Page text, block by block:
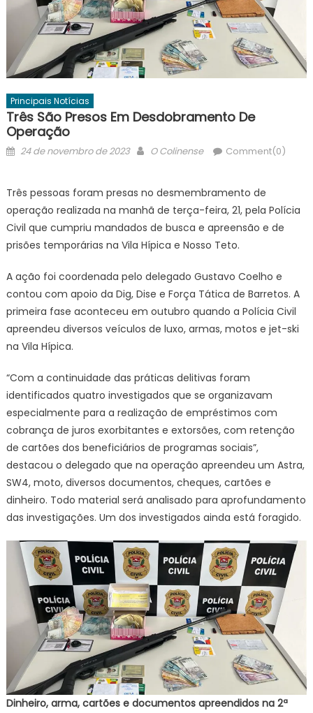
Principais Notícias
Três São Presos Em Desdobramento De
Operação
Posted
24 de novembro de 2023 Author
O Colinense Comment(0)
Três pessoas foram presas no desmembramento de
operação realizada na manhã de terça-feira, 21, pela Polícia
Civil que cumpriu mandados de busca e apreensão e de
prisões temporárias na Vila Hípica e Nosso Teto.
A ação foi coordenada pelo delegado Gustavo Coelho e
contou com apoio da Dig, Dise e Força Tática de Barretos. A
primeira fase aconteceu em outubro quando a Polícia Civil
apreendeu diversos veículos de luxo, armas, motos e jet-ski
na Vila Hípica.
“Com a continuidade das práticas delitivas foram
identificados quatro investigados que se organizavam
especialmente para a realização de empréstimos com
cobrança de juros exorbitantes e extorsões, com retenção
de cartões dos beneficiários de programas sociais”,
destacou o delegado que na operação apreendeu um Astra,
SW4, moto, diversos documentos, cheques, cartões e
dinheiro. Todo material será analisado para aprofundamento
das investigações. Um dos investigados ainda está foragido.
Dinheiro, arma, cartões e documentos apreendidos na 2ª